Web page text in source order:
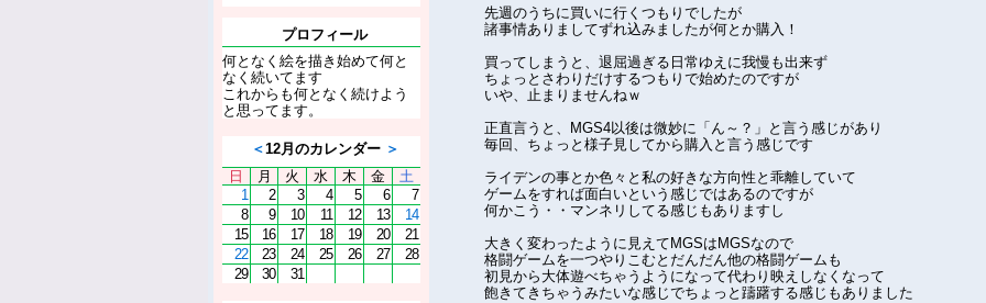
プロフィール
何となく絵を描き始めて何と
なく続いてます
これからも何となく続けよう
と思ってます。
＜12月のカレンダー ＞
日
月 火 水 木 金
土
1
2 3 4 5 6
7
8
9 10 11 12 13
14
15
16 17 18 19 20
21
22
23 24 25 26 27
28
29
30 31
先週のうちに買いに行くつもりでしたが
諸事情ありましてずれ込みましたが何とか購入！
買ってしまうと、退屈過ぎる日常ゆえに我慢も出来ず
ちょっとさわりだけするつもりで始めたのですが
いや、止まりませんねｗ
正直言うと、MGS4以後は微妙に「ん～？」と言う感じがあり
毎回、ちょっと様子見してから購入と言う感じです
ライデンの事とか色々と私の好きな方向性と乖離していて
ゲームをすれば面白いという感じではあるのですが
何かこう・・マンネリしてる感じもありますし
大きく変わったように見えてMGSはMGSなので
格闘ゲームを一つやりこむとだんだん他の格闘ゲームも
初見から大体遊べちゃうようになって代わり映えしなくなって
飽きてきちゃうみたいな感じでちょっと躊躇する感じもありました